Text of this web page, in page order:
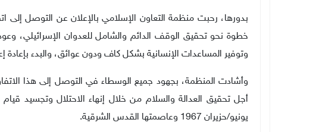
بدورها، رحبت منظمة التعاون الإسلامي بالإعلان عن التوصل
خطوة نحو تحقيق الوقف الدائم والشامل للعدوان الإسرائيلي،
وتوفير المساعدات الإنسانية بشكل كاف ودون عوائق، والبدء بإعادة
وأشادت المنظمة، بجهود جميع الوسطاء في التوصل إلى هذا
أجل تحقيق العدالة والسلام من خلال إنهاء الاحتلال وتجسيد
يونيو/حزيران 1967 وعاصمتها القدس الشرقية.